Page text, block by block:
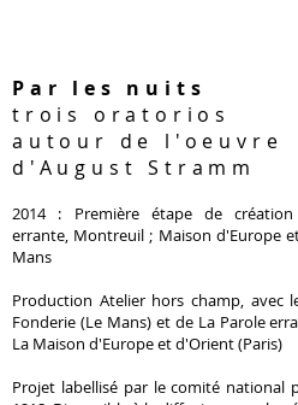
Par les nuits
trois oratorios
autour de l'oeuvre
d'August Stramm
2014 : Première étape de
errante, Montreuil ; Maison d'Europe
Mans
Production Atelier hors champ, avec
Fonderie (Le Mans) et de La Parole
La Maison d'Europe et d'Orient (Paris)
Projet labellisé par le comité national